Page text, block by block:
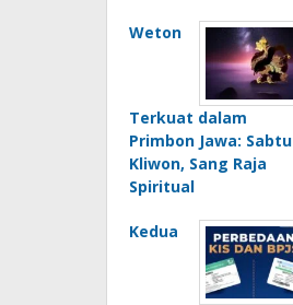
Weton
Terkuat dalam
Primbon Jawa: Sabtu
Kliwon, Sang Raja
Spiritual
Kedua